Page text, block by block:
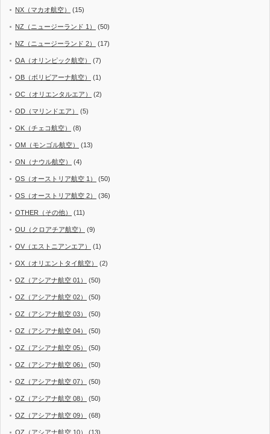
NX（マカオ航空） (15)
NZ（ニュージーランド 1） (50)
NZ（ニュージーランド 2） (17)
OA（オリンピック航空） (7)
OB（ボリビアーナ航空） (1)
OC（オリエンタルエア） (2)
OD（マリンドエア） (5)
OK（チェコ航空） (8)
OM（モンゴル航空） (13)
ON（ナウル航空） (4)
OS（オーストリア航空 1） (50)
OS（オーストリア航空 2） (36)
OTHER（その他） (11)
OU（クロアチア航空） (9)
OV（エストニアンエア） (1)
OX（オリエントタイ航空） (2)
OZ（アシアナ航空 01） (50)
OZ（アシアナ航空 02） (50)
OZ（アシアナ航空 03） (50)
OZ（アシアナ航空 04） (50)
OZ（アシアナ航空 05） (50)
OZ（アシアナ航空 06） (50)
OZ（アシアナ航空 07） (50)
OZ（アシアナ航空 08） (50)
OZ（アシアナ航空 09） (68)
OZ（アシアナ航空 10） (13)